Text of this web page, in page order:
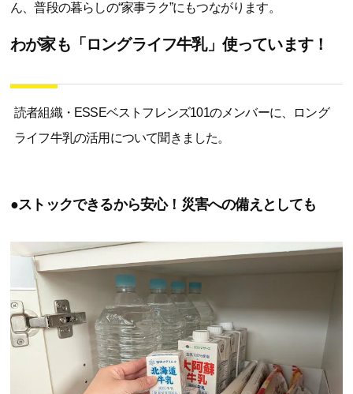
ん、普段の暮らしの“家事ラク”にもつながります。
わが家も「ロングライフ牛乳」使っています！
読者組織・ESSEベストフレンズ101のメンバーに、ロング
ライフ牛乳の活用について聞きました。
●ストックできるから安心！災害への備えとしても